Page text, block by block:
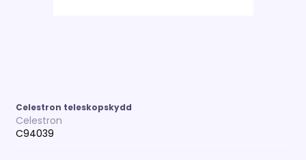
Celestron teleskopskydd
Celestron
C94039